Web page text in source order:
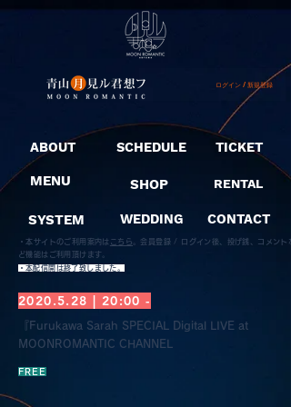
ログイン / 新規登録
ABOUT
MENU
SYSTEM
SCHEDULE
SHOP
WEDDING
TICKET
RENTAL
CONTACT
・本サイトのご利用案内は こちら
会員登録 / ログイン後、投げ銭、コメント
ど機能はご利用頂けます。
​・本配信開は終了致しました。
2020.5.28 | 20:00 -
『Furukawa Sarah SPECIAL Digital LIVE at
MOONROMANTIC CHANNEL
FREE